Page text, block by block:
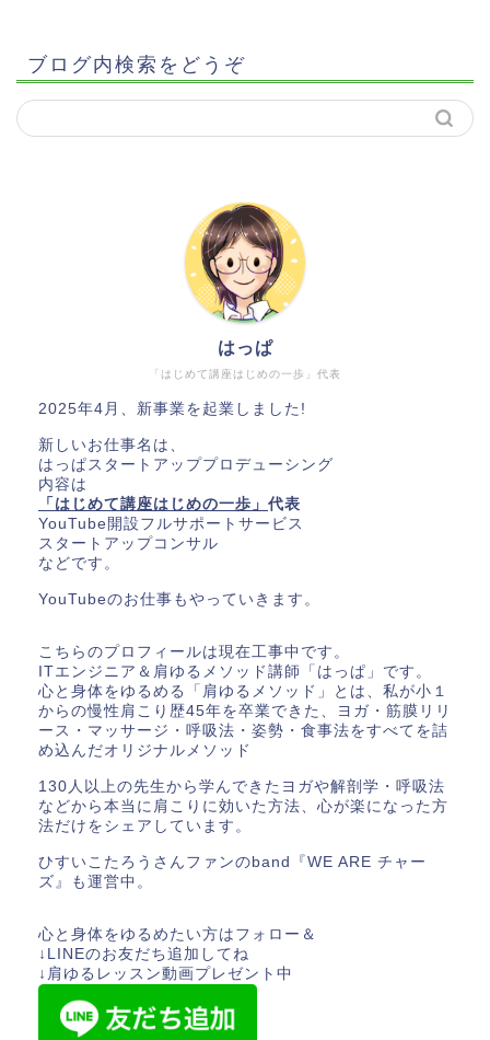
ブログ内検索をどうぞ
「はじめて講座はじめの一歩」代表
はっぱ
2025年4月、新事業を起業しました!
新しいお仕事名は、
はっぱスタートアッププロデューシング
内容は
「はじめて講座はじめの一歩」 代表
YouTube開設フルサポートサービス
スタートアップコンサル
などです。
YouTubeのお仕事もやっていきます。
こちらのプロフィールは現在工事中です。
ITエンジニア＆肩ゆるメソッド講師「はっぱ」です。
心と身体をゆるめる「肩ゆるメソッド」とは、私が小１
からの慢性肩こり歴45年を卒業できた、ヨガ・筋膜リリ
ース・マッサージ・呼吸法・姿勢・食事法をすべてを詰
め込んだオリジナルメソッド
130人以上の先生から学んできたヨガや解剖学・呼吸法
などから本当に肩こりに効いた方法、心が楽になった方
法だけをシェアしています。
ひすいこたろうさんファンのband『WE ARE チャー
ズ』も運営中。
心と身体をゆるめたい方はフォロー＆
↓LINEのお友だち追加してね
↓肩ゆるレッスン動画プレゼント中